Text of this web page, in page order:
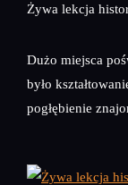
Żywa lekcja
Dużo miejsca
było
pogłębienie